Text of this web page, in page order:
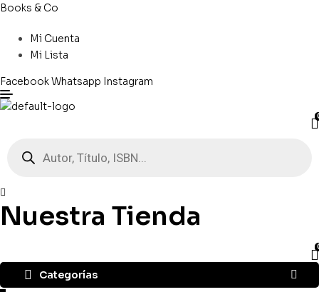
Books & Co
Mi Cuenta
Mi Lista
FacebookWhatsapp Instagram
productos
Nuestra Tienda
Categorías